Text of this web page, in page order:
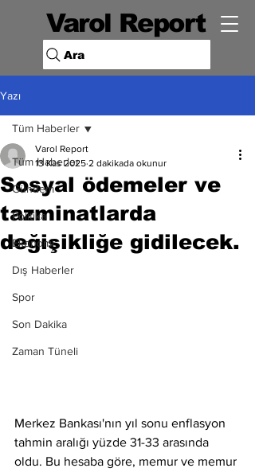
Varol Report
Ara
Yazı
Tüm Haberler
Gündem
Politika
Ekonomi
Dış Haberler
Spor
Son Dakika
Zaman Tüneli
Tüm Haberler
Sosyal ödemeler ve
tazminatlarda
değişikliğe gidilecek.
Varol Report
13 Kas 2025 2 dakikada okunur
Merkez Bankası'nın yıl sonu enflasyon
tahmin aralığı yüzde 31-33 arasında
oldu. Bu hesaba göre, memur ve memur